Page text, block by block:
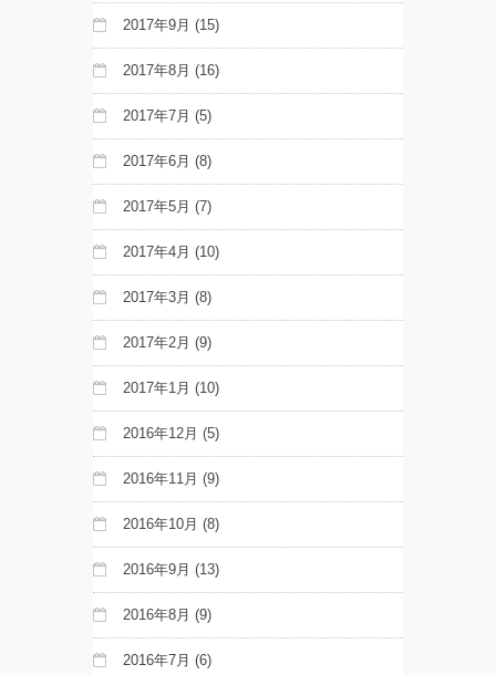
2017年9月 (15)
2017年8月 (16)
2017年7月 (5)
2017年6月 (8)
2017年5月 (7)
2017年4月 (10)
2017年3月 (8)
2017年2月 (9)
2017年1月 (10)
2016年12月 (5)
2016年11月 (9)
2016年10月 (8)
2016年9月 (13)
2016年8月 (9)
2016年7月 (6)